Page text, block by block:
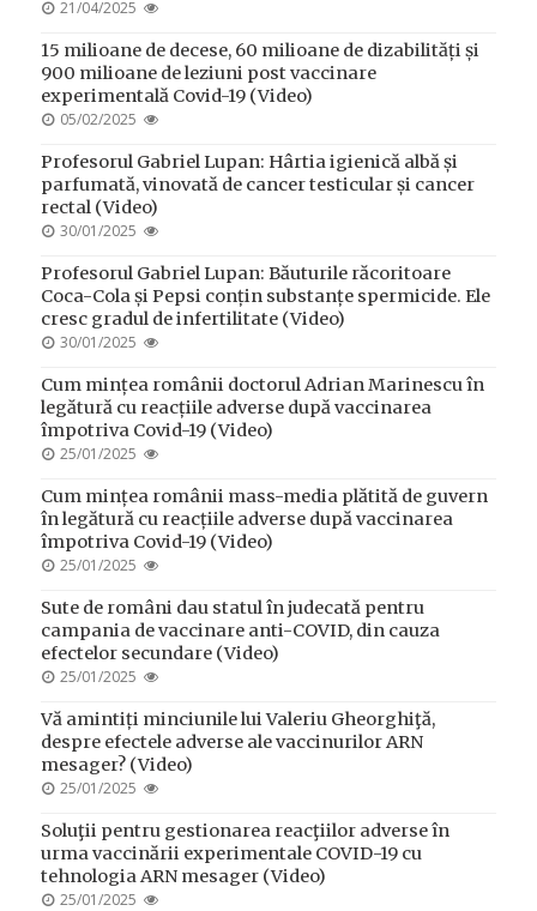
POSTED
21/04/2025
15 milioane de decese, 60 milioane de dizabilități și
900 milioane de leziuni post vaccinare
experimentală Covid-19 (Video)
POSTED
05/02/2025
Profesorul Gabriel Lupan: Hârtia igienică albă și
parfumată, vinovată de cancer testicular și cancer
rectal (Video)
POSTED
30/01/2025
Profesorul Gabriel Lupan: Băuturile răcoritoare
Coca-Cola și Pepsi conțin substanțe spermicide. Ele
cresc gradul de infertilitate (Video)
POSTED
30/01/2025
Cum mințea românii doctorul Adrian Marinescu în
legătură cu reacțiile adverse după vaccinarea
împotriva Covid-19 (Video)
POSTED
25/01/2025
Cum mințea românii mass-media plătită de guvern
în legătură cu reacțiile adverse după vaccinarea
împotriva Covid-19 (Video)
POSTED
25/01/2025
Sute de români dau statul în judecată pentru
campania de vaccinare anti-COVID, din cauza
efectelor secundare (Video)
POSTED
25/01/2025
Vă amintiți minciunile lui Valeriu Gheorghiţă,
despre efectele adverse ale vaccinurilor ARN
mesager? (Video)
POSTED
25/01/2025
Soluţii pentru gestionarea reacţiilor adverse în
urma vaccinării experimentale COVID-19 cu
tehnologia ARN mesager (Video)
POSTED
25/01/2025